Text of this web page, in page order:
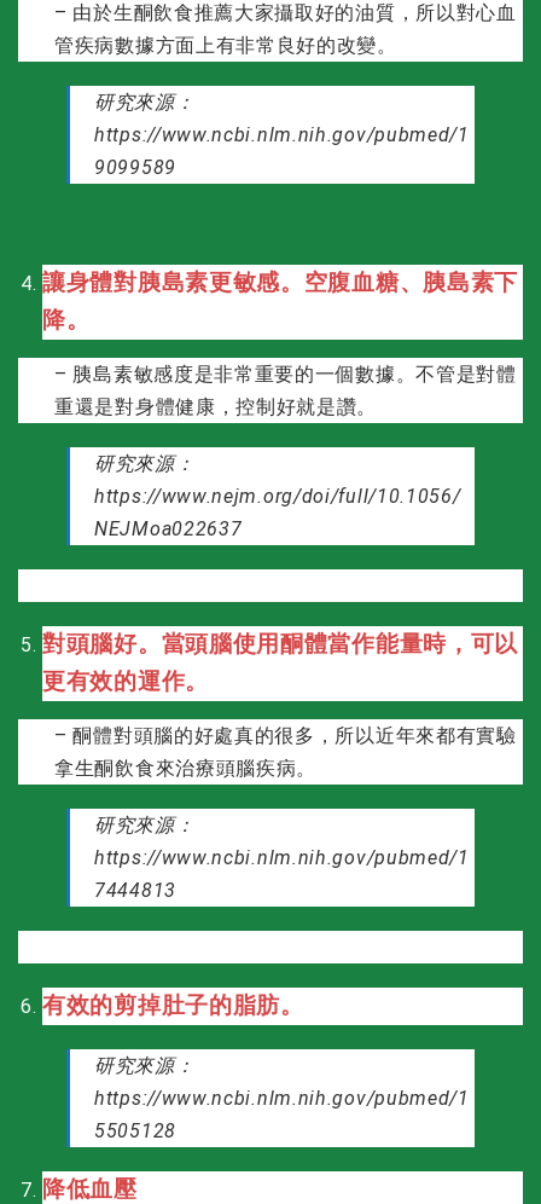
– 由於生酮飲食推薦大家攝取好的油質，所以對心血
管疾病數據方面上有非常良好的改變。
研究來源：
https://www.ncbi.nlm.nih.gov/pubmed/1
9099589
讓身體對胰島素更敏感。空腹血糖、胰島素下
降。
– 胰島素敏感度是非常重要的一個數據。不管是對體
重還是對身體健康，控制好就是讚。
研究來源：
https://www.nejm.org/doi/full/10.1056/
NEJMoa022637
對頭腦好。當頭腦使用酮體當作能量時，可以
更有效的運作。
– 酮體對頭腦的好處真的很多，所以近年來都有實驗
拿生酮飲食來治療頭腦疾病。
研究來源：
https://www.ncbi.nlm.nih.gov/pubmed/1
7444813
有效的剪掉肚子的脂肪。
研究來源：
https://www.ncbi.nlm.nih.gov/pubmed/1
5505128
降低血壓